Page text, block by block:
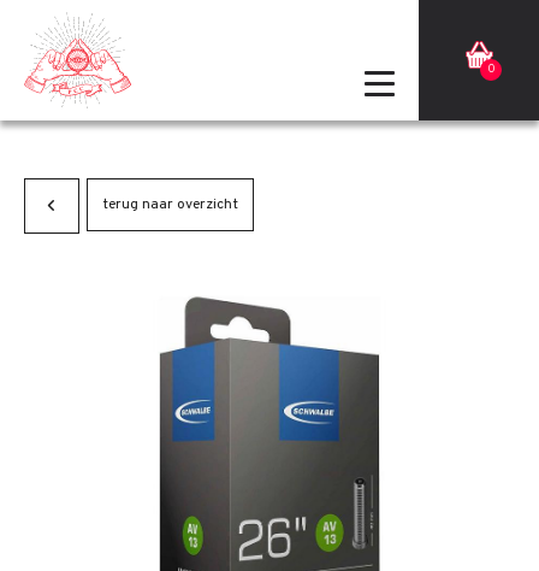
0
terug naar overzicht